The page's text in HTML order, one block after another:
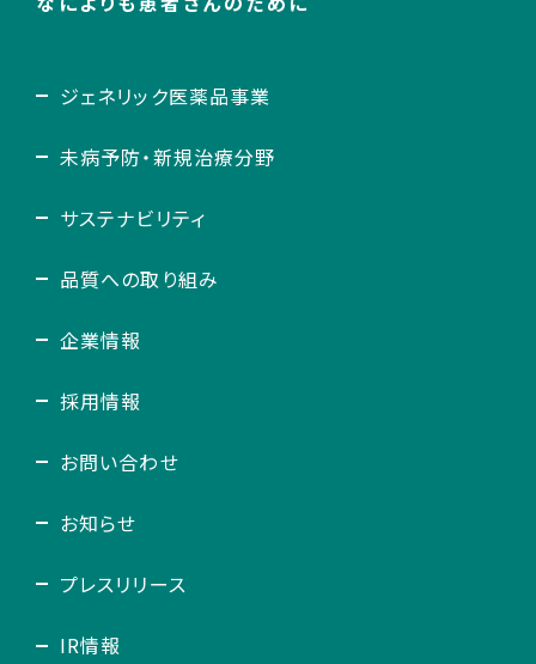
ジェネリック医薬品事業
未病予防・新規治療分野
サステナビリティ
品質への取り組み
企業情報
採用情報
お問い合わせ
お知らせ
プレスリリース
IR情報